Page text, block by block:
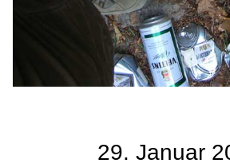
29. Januar